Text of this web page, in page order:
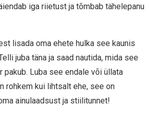
iga riietust ja tõmbab tähelepanu
lisada oma ehete hulka see kaunis
juba täna ja saad nautida, mida see
pakub. Luba see endale või üllata
rohkem kui lihtsalt ehe, see on
ainulaadsust ja stiilitunnet!